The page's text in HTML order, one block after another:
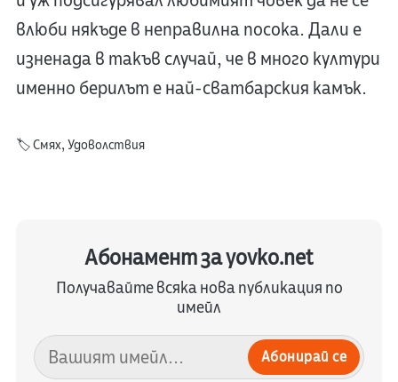
влюби някъде в неправилна посока. Дали е
изненада в такъв случай, че в много култури
именно берилът е най-сватбарския камък.
🏷️Смях, Удоволствия
Абонамент за yovko.net
Получавайте всяка нова публикация по
имейл
Абонирай се